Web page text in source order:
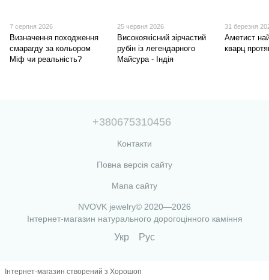
7 серпня 2026
Визначення походження
смарагду за кольором
Міф чи реальність?
25 червня 2026
Високоякісний зірчастий
рубін із легендарного
Майсура - Індія
31 березня
Аметист
кварц
+380675310456
Контакти
Повна версія сайту
Мапа сайту
NVOVK jewelry© 2020—2026
Інтернет-магазин натурального дорогоцінного каміння
Укр Рус
Інтернет-магазин створений з Хорошоп